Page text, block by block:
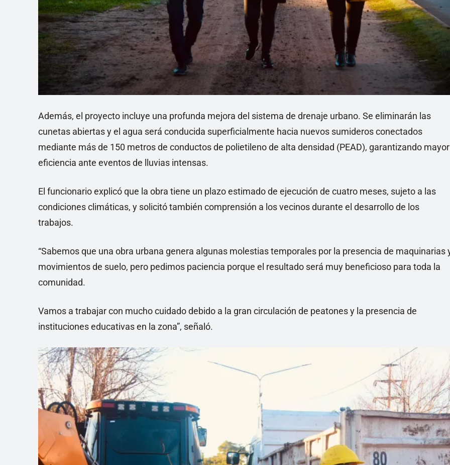
Además, el proyecto incluye una profunda mejora del sistema de drenaje urbano. Se eliminarán las
cunetas abiertas y el agua será conducida superficialmente hacia nuevos sumideros conectados
mediante más de 150 metros de conductos de polietileno de alta densidad (PEAD), garantizando mayor
eficiencia ante eventos de lluvias intensas.
El funcionario explicó que la obra tiene un plazo estimado de ejecución de cuatro meses, sujeto a las
condiciones climáticas, y solicitó también comprensión a los vecinos durante el desarrollo de los
trabajos.
“Sabemos que una obra urbana genera algunas molestias temporales por la presencia de maquinarias
movimientos de suelo, pero pedimos paciencia porque el resultado será muy beneficioso para toda la
comunidad.
Vamos a trabajar con mucho cuidado debido a la gran circulación de peatones y la presencia de
instituciones educativas en la zona”, señaló.